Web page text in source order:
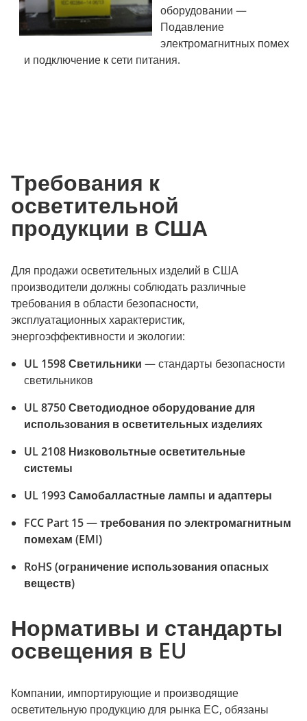
оборудовании —
Подавление
электромагнитных помех
и подключение к сети питания.
Требования к
осветительной
продукции в США
Для продажи осветительных изделий в США
производители должны соблюдать различные
требования в области безопасности,
эксплуатационных характеристик,
энергоэффективности и экологии:
UL 1598 Светильники — стандарты безопасности
светильников
UL 8750 Светодиодное оборудование для
использования в осветительных изделиях
UL 2108 Низковольтные осветительные
системы
UL 1993 Самобалластные лампы и адаптеры
FCC Part 15 — требования по электромагнитным
помехам (EMI)
RoHS (ограничение использования опасных
веществ)
Нормативы и стандарты
освещения в EU
Компании, импортирующие и производящие
осветительную продукцию для рынка ЕС, обязаны